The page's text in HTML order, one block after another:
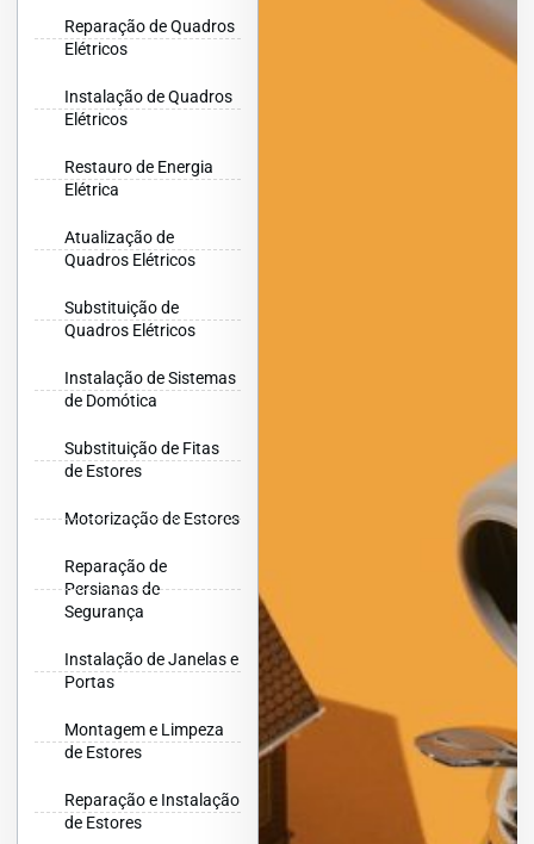
Reparação de Quadros
Elétricos
Instalação de Quadros
Elétricos
Restauro de Energia
Elétrica
Atualização de
Quadros Elétricos
Substituição de
Quadros Elétricos
Instalação de Sistemas
de Domótica
Substituição de Fitas
de Estores
Motorização de Estores
Reparação de
Persianas de
Segurança
Instalação de Janelas e
Portas
Montagem e Limpeza
de Estores
Reparação e Instalação
de Estores